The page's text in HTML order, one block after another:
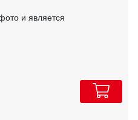
и является